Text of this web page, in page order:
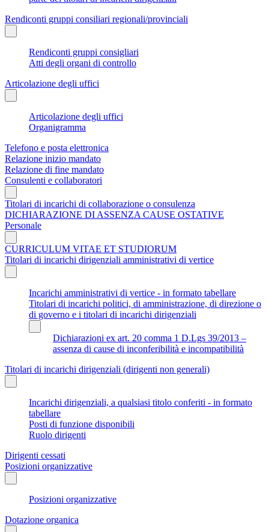
Rendiconti gruppi consiliari regionali/provinciali
Rendiconti gruppi consigliari
Atti degli organi di controllo
Articolazione degli uffici
Articolazione degli uffici
Organigramma
Telefono e posta elettronica
Relazione inizio mandato
Relazione di fine mandato
Consulenti e collaboratori
Titolari di incarichi di collaborazione o consulenza
DICHIARAZIONE DI ASSENZA CAUSE OSTATIVE
Personale
CURRICULUM VITAE ET STUDIORUM
Titolari di incarichi dirigenziali amministrativi di vertice
Incarichi amministrativi di vertice - in formato tabellare
Titolari di incarichi politici, di amministrazione, di direzione o
di governo e i titolari di incarichi dirigenziali
Dichiarazioni ex art. 20 comma 1 D.Lgs 39/2013 –
assenza di cause di inconferibilità e incompatibilità
Titolari di incarichi dirigenziali (dirigenti non generali)
Incarichi dirigenziali, a qualsiasi titolo conferiti - in formato
tabellare
Posti di funzione disponibili
Ruolo dirigenti
Dirigenti cessati
Posizioni organizzative
Posizioni organizzative
Dotazione organica